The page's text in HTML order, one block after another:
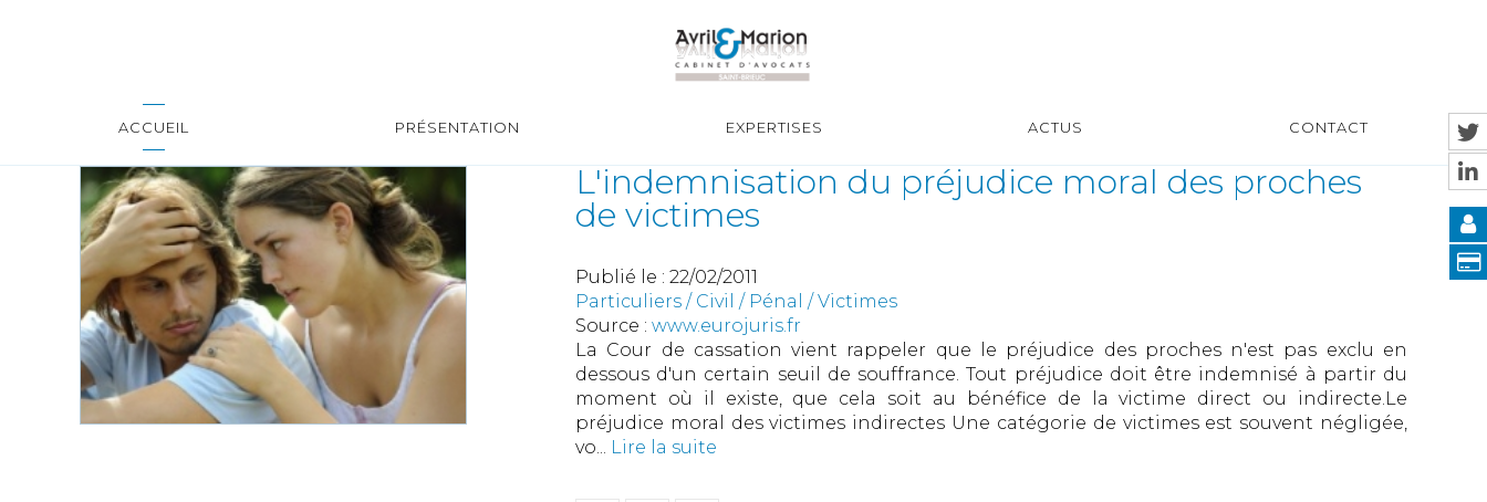
ACCUEIL PRÉSENTATION EXPERTISES ACTUS CONTACT
L'indemnisation du préjudice moral des proches
de victimes
Publié le : 22/02/2011
Particuliers / Civil / Pénal /Victimes
Source : www.eurojuris.fr
La Cour de cassation vient rappeler que le préjudice des proches n'est pas exclu en
dessous d'un certain seuil de souffrance. Tout préjudice doit être indemnisé à partir du
moment où il existe, que cela soit au bénéfice de la victime direct ou indirecte.Le
préjudice moral des victimes indirectes Une catégorie de victimes est souvent négligée,
vo... Lire la suite